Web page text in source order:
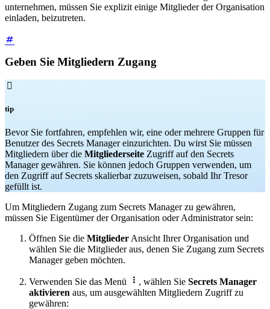
unternehmen, müssen Sie explizit einige Mitglieder der Organisation
einladen, beizutreten.
Geben Sie Mitgliedern Zugang

tip
Bevor Sie fortfahren, empfehlen wir, eine oder mehrere Gruppen für
Benutzer des Secrets Manager einzurichten. Du wirst Sie müssen
Mitgliedern über die Mitgliederseite Zugriff auf den Secrets
Manager gewähren. Sie können jedoch Gruppen verwenden, um
den Zugriff auf Secrets skalierbar zuzuweisen, sobald Ihr Tresor
gefüllt ist.
Um Mitgliedern Zugang zum Secrets Manager zu gewähren,
müssen Sie Eigentümer der Organisation oder Administrator sein:
Öffnen Sie die Mitglieder Ansicht Ihrer Organisation und
wählen Sie die Mitglieder aus, denen Sie Zugang zum Secrets
Manager geben möchten.
Verwenden Sie das Menü  , wählen Sie Secrets Manager
aktivieren aus, um ausgewählten Mitgliedern Zugriff zu
gewähren: